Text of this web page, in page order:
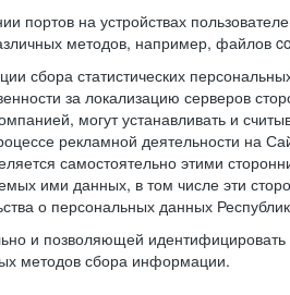
портов на устройствах
методов, например, файлов
сбора статистических
за локализацию серверов
могут устанавливать и
рекламной деятельности на
самостоятельно этими
ими данных, в том числе эти
о персональных данных
и позволяющей
методов сбора информации.